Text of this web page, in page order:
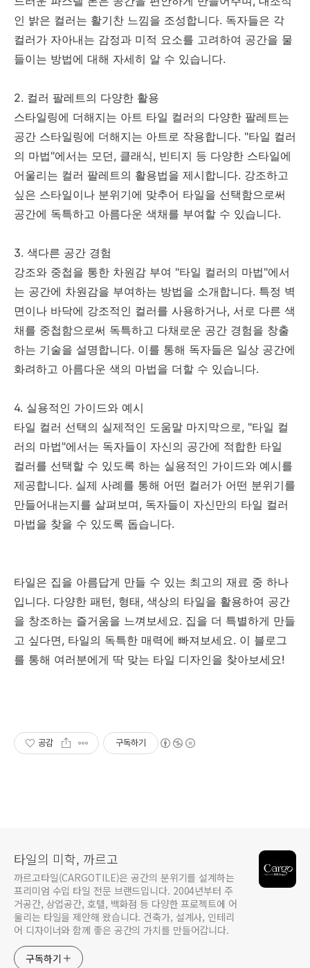
인 밝은 컬러는 활기찬 느낌을 조성합니다. 독자들은 각
컬러가 자아내는 감정과 미적 요소를 고려하여 공간을 물
들이는 방법에 대해 자세히 알 수 있습니다.
2. 컬러 팔레트의 다양한 활용
스타일링에 더해지는 아트 타일 컬러의 다양한 팔레트는
공간 스타일링에 더해지는 아트로 작용합니다. "타일 컬러
의 마법"에서는 모던, 클래식, 빈티지 등 다양한 스타일에
어울리는 컬러 팔레트의 활용법을 제시합니다. 강조하고
싶은 스타일이나 분위기에 맞추어 타일을 선택함으로써
공간에 독특하고 아름다운 색채를 부여할 수 있습니다.
3. 색다른 공간 경험
강조와 중첩을 통한 차원감 부여 "타일 컬러의 마법"에서
는 공간에 차원감을 부여하는 방법을 소개합니다. 특정 벽
면이나 바닥에 강조적인 컬러를 사용하거나, 서로 다른 색
채를 중첩함으로써 독특하고 다채로운 공간 경험을 창출
하는 기술을 설명합니다. 이를 통해 독자들은 일상 공간에
화려하고 아름다운 색의 마법을 더할 수 있습니다.
4. 실용적인 가이드와 예시
타일 컬러 선택의 실제적인 도움말 마지막으로, "타일 컬
러의 마법"에서는 독자들이 자신의 공간에 적합한 타일
컬러를 선택할 수 있도록 하는 실용적인 가이드와 예시를
제공합니다. 실제 사례를 통해 어떤 컬러가 어떤 분위기를
만들어내는지를 살펴보며, 독자들이 자신만의 타일 컬러
마법을 찾을 수 있도록 돕습니다.
타일은 집을 아름답게 만들 수 있는 최고의 재료 중 하나
입니다. 다양한 패턴, 형태, 색상의 타일을 활용하여 공간
을 창조하는 즐거움을 느껴보세요. 집을 더 특별하게 만들
고 싶다면, 타일의 독특한 매력에 빠져보세요. 이 블로그
를 통해 여러분에게 딱 맞는 타일 디자인을 찾아보세요!
공감 구독하기
타일의 미학, 까르고
까르고타일(CARGOTILE)은 공간의 분위기를 설계하는
프리미엄 수입 타일 전문 브랜드입니다. 2004년부터 주
거공간, 상업공간, 호텔, 백화점 등 다양한 프로젝트에 어
울리는 타일을 제안해 왔습니다. 건축가, 설계사, 인테리
어 디자이너와 함께 좋은 공간의 가치를 만들어갑니다.
구독하기